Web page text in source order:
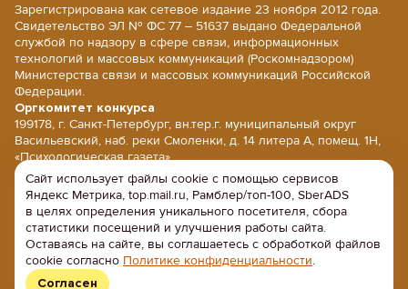
Зарегистрирована как сетевое издание 23 ноября 2012 года.
Свидетельство ЭЛ № ФС 77 – 51637 выдано Федеральной
службой по надзору в сфере связи, информационных
технологий и массовых коммуникаций (Роскомнадзором)
Министерства связи и массовых коммуникаций Российской
Федерации.
Оргкомитет конкурса
199178, г. Санкт-Петербург, вн.тер.г. муниципальный округ
Васильевский, наб. реки Смоленки, д. 14 литера А, помещ. 1Н,
«Психологическая газета».
E-mail: psy@psy.su; сайт: www.psy.su
Напишите нам
Политика конфиденциальности
Положение об обработке персональных данных
Сайт использует файлы cookie с помощью сервисов
Яндекс Метрика, top.mail.ru, Рамблер/топ-100, SberADS
в целях определения уникального посетителя, сбора
статистики посещений и улучшения работы сайта.
Оставаясь на сайте, вы соглашаетесь с обработкой файлов
cookie согласно Политике конфиденциальности.
Согласен